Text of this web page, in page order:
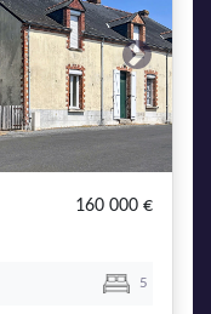
Next
160 000 €
5